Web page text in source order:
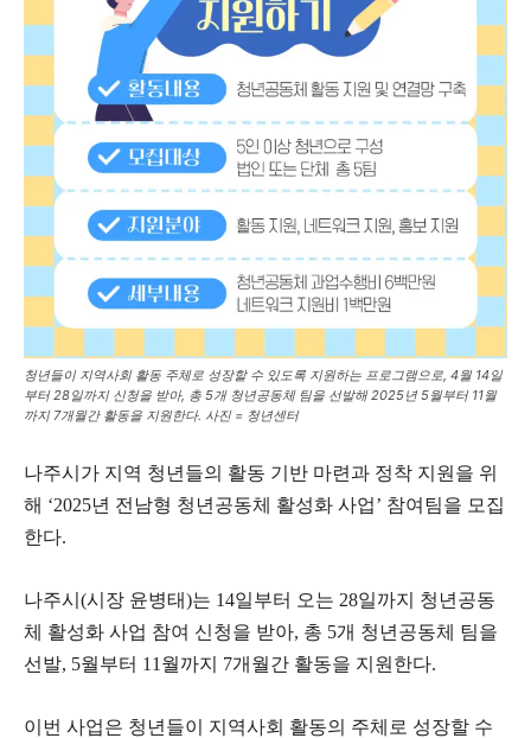
청년들이 지역사회 활동 주체로 성장할 수 있도록 지원하는 프로그램으로, 4월 14일
부터 28일까지 신청을 받아, 총 5개 청년공동체 팀을 선발해 2025년 5월부터 11월
까지 7개월간 활동을 지원한다. 사진 = 청년센터
나주시가 지역 청년들의 활동 기반 마련과 정착 지원을 위
해 ‘2025년 전남형 청년공동체 활성화 사업’ 참여팀을 모집
한다.
나주시(시장 윤병태)는 14일부터 오는 28일까지 청년공동
체 활성화 사업 참여 신청을 받아, 총 5개 청년공동체 팀을
선발, 5월부터 11월까지 7개월간 활동을 지원한다.
이번 사업은 청년들이 지역사회 활동의 주체로 성장할 수